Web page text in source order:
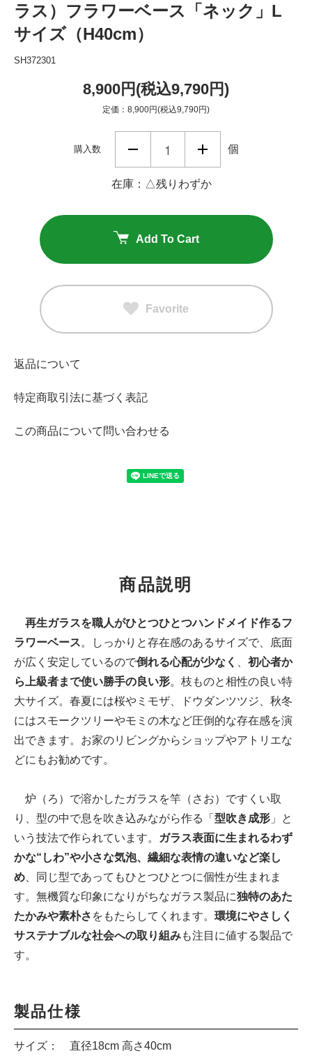
ラス）フラワーベース「ネック」L
サイズ（H40cm）
SH372301
8,900円(税込9,790円)
定価：8,900円(税込9,790円)
購入数 個
在庫：△残りわずか
Add To Cart
Favorite
返品について
特定商取引法に基づく表記
この商品について問い合わせる
商品説明
再生ガラスを職人がひとつひとつハンドメイド作るフ
ラワーベース。しっかりと存在感のあるサイズで、底面
が広く安定しているので倒れる心配が少なく
初心者か
ら上級者まで使い勝手の良い形。枝ものと相性の良い特
大サイズ。春夏には桜やミモザ、ドウダンツツジ、秋冬
にはスモークツリーやモミの木など圧倒的な存在感を演
出できます。お家のリビングからショップやアトリエな
どにもお勧めです。
炉（ろ）で溶かしたガラスを竿（さお）ですくい取
り、型の中で息を吹き込みながら作る「 型吹き成形 」と
いう技法で作られています。
ガラス表面に生まれるわず
かな“しわ”や小さな気泡、繊細な表情の違いなど楽し
め 、同じ型であってもひとつひとつに個性が生まれま
す。無機質な印象になりがちなガラス製品に独特のあた
たかみや素朴さ をもたらしてくれます。 環境にやさしく
サステナブルな社会への取り組みも注目に値する製品で
す。
製品仕様
サイズ： 直径18cm 高さ40cm